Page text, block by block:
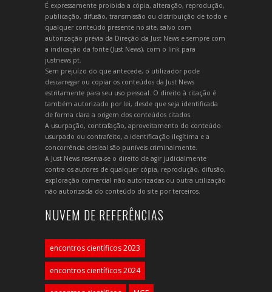
É expressamente proibida a cópia, alteração, reprodução,
publicação, difusão, transmissão ou distribuição de todo e
qualquer conteúdo presente no site, salvo com
autorização prévia da Direção da Just News e sempre com
a indicação da fonte (Just News), com o link para
justnews.pt.
Sem prejuízo do que antecede, o utilizador pode
descarregar ou copiar os conteúdos da Just News
estritamente para seu uso pessoal. O direito à citação é
também autorizado por lei, desde que seja identificada
de forma clara a origem dos conteúdos citados.
A usurpação, contrafação, aproveitamento do conteúdo
usurpado ou contrafeito, a identificação ilegítima e a
concorrência desleal são puníveis criminalmente.
A Just News reserva-se o direito de agir judicialmente
contra os autores de qualquer cópia, reprodução, difusão,
exploração comercial não autorizadas ou outra utilização
não autorizada do conteúdo do site por terceiros.
NUVEM DE REFERÊNCIAS
encontros científicos 2023
encontros científicos 2024